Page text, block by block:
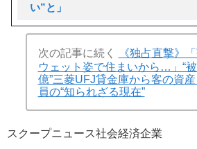
い”と」
次の記事に続く
《独占直撃》
ウェット姿で住まいから…」“
億”三菱UFJ貸金庫から客の資
員の“知られざる現在”
スクープニュース社会経済企業